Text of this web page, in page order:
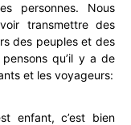
personnes. Nous
transmettre des
des peuples et des
qu’il y a de
et les voyageurs:
enfant, c’est bien